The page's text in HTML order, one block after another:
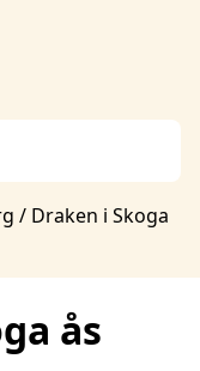
/ Draken i Skoga
ås